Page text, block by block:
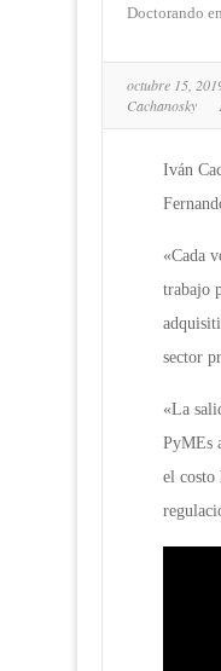
Doctorando
octubre 15,
Cachanosky
Iván
«Cada
trabajo
sector
«La
PyMEs
el costo